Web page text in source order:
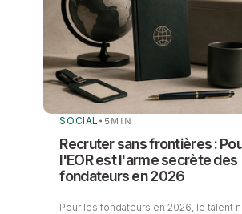
SOCIAL • 5MIN
Recruter sans frontières :
l'EOR est l'arme secrète des
fondateurs en 2026
Pour les fondateurs en 2026, le talent